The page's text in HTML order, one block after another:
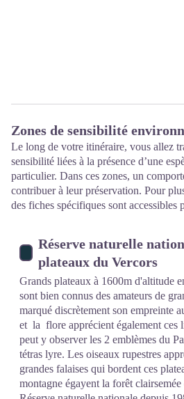
Zones de sensibilité
Le long de votre itinéraire, vous allez
sensibilité liées à la présence d’une
particulier. Dans ces zones, un
contribuer à leur préservation. Pour
des fiches spécifiques sont accessibles
Réserve naturelle
plateaux du Vercors
Grands plateaux à 1600m d'altitude
sont bien connus des amateurs de
marqué discrètement son empreinte
et la flore apprécient également ces
peut y observer les 2 emblèmes du
tétras lyre. Les oiseaux rupestres
grandes falaises qui bordent ces
montagne égayent la forêt